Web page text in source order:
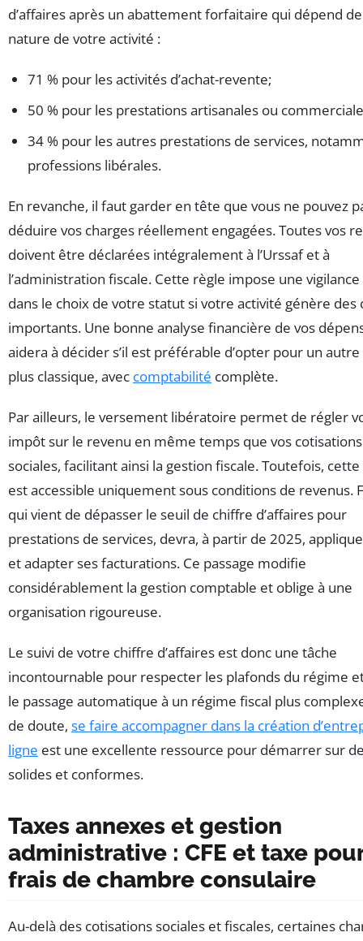
d’affaires après un abattement forfaitaire qui dépend
nature de votre activité :
71 % pour les activités d’achat-revente;
50 % pour les prestations artisanales ou
34 % pour les autres prestations de services,
professions libérales.
En revanche, il faut garder en tête que vous ne pouvez
déduire vos charges réellement engagées. Toutes vos
doivent être déclarées intégralement à l’Urssaf et à
l’administration fiscale. Cette règle impose une
dans le choix de votre statut si votre activité génère des
importants. Une bonne analyse financière de vos
aidera à décider s’il est préférable d’opter pour un
plus classique, avec comptabilité complète.
Par ailleurs, le versement libératoire permet de régler
impôt sur le revenu en même temps que vos cotisations
sociales, facilitant ainsi la gestion fiscale. Toutefois,
est accessible uniquement sous conditions de revenus.
qui vient de dépasser le seuil de chiffre d’affaires pour
prestations de services, devra, à partir de 2025,
et adapter ses facturations. Ce passage modifie
considérablement la gestion comptable et oblige à une
organisation rigoureuse.
Le suivi de votre chiffre d’affaires est donc une tâche
incontournable pour respecter les plafonds du régime
le passage automatique à un régime fiscal plus
de doute, se faire accompagner dans la création
ligne est une excellente ressource pour démarrer sur
solides et conformes.
Taxes annexes et gestion
administrative : CFE et taxe
frais de chambre consulaire
Au-delà des cotisations sociales et fiscales, certaines